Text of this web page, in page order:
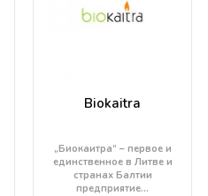
Biokaitra
„Биокаитра“ – первое и
единственное в Литве и
странах Балтии
предприятие…